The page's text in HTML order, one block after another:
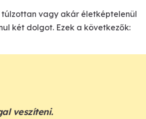
túlzottan vagy akár életképtelenül
két dolgot. Ezek a következők:
veszíteni.